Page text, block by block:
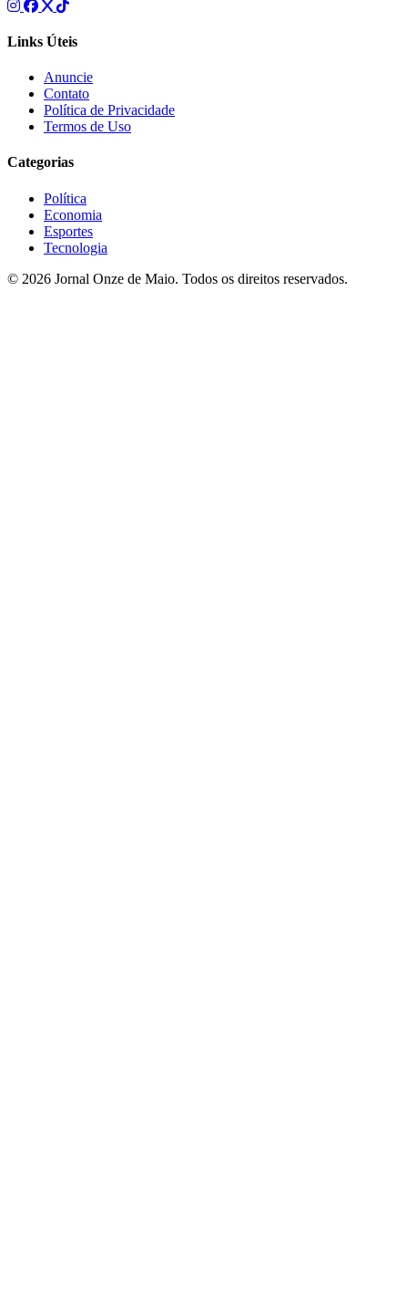
Links Úteis
Anuncie
Contato
Política de Privacidade
Termos de Uso
Categorias
Política
Economia
Esportes
Tecnologia
© 2026 Jornal Onze de Maio. Todos os direitos reservados.